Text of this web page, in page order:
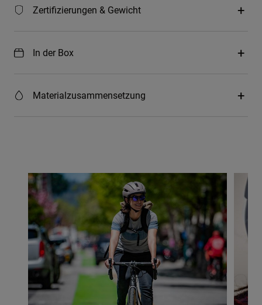
Zertifizierungen & Gewicht
In der Box
Materialzusammensetzung